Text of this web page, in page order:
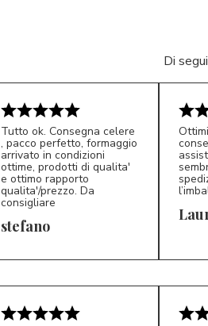
Di
S* 5/5
Tutto ok. Consegna celere
, pacco perfetto, formaggio
arrivato in condizioni
ottime, prodotti di qualita'
e ottimo rapporto
qualita'/prezzo. Da
consigliare
stefano
LP